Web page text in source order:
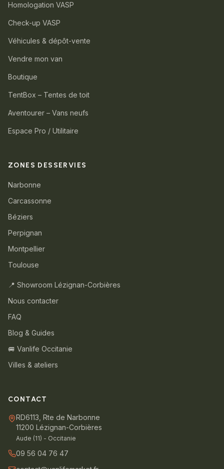
Homologation VASP
Check-up VASP
Véhicules & dépôt-vente
Vendre mon van
Boutique
TentBox – Tentes de toit
Aventourer – Vans neufs
Espace Pro / Utilitaire
ZONES DESSERVIES
Narbonne
Carcassonne
Béziers
Perpignan
Montpellier
Toulouse
📍 Showroom Lézignan-Corbières
Nous contacter
FAQ
Blog & Guides
🚐 Vanlife Occitanie
Villes & ateliers
CONTACT
RD6113, Rte de Narbonne
11200 Lézignan-Corbières
Aude (11) - Occitanie
09 56 04 76 47